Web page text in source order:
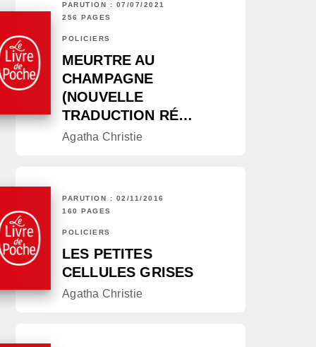
PARUTION : 07/07/2021
256 PAGES
POLICIERS
MEURTRE AU
CHAMPAGNE
(NOUVELLE
TRADUCTION RÉ…
Agatha Christie
PARUTION : 02/11/2016
160 PAGES
POLICIERS
LES PETITES
CELLULES GRISES
Agatha Christie